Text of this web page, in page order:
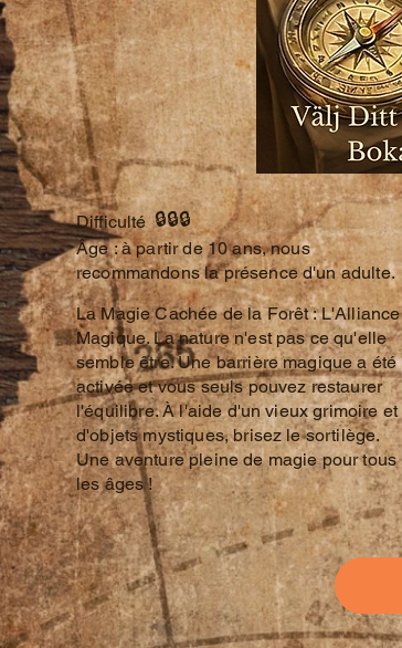
​Âge : à partir de 10 ans, nous
recommandons la présence d'un adulte.
Difficulté 🔒🔒🔒
La Magie Cachée de la Forêt : L'Alliance
Magique. La nature n'est pas ce qu'elle
semble être. Une barrière magique a été
activée et vous seuls pouvez restaurer
l'équilibre. À l'aide d'un vieux grimoire et
d'objets mystiques, brisez le sortilège.
Une aventure pleine de magie pour tous
les âges !